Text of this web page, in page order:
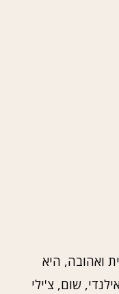
ואהובה, היא
שום, צ'ילי